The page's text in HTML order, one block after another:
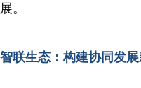
展。
智联生态：构建协同发